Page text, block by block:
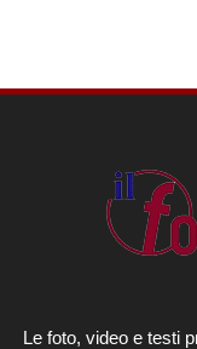
Le foto, video e testi